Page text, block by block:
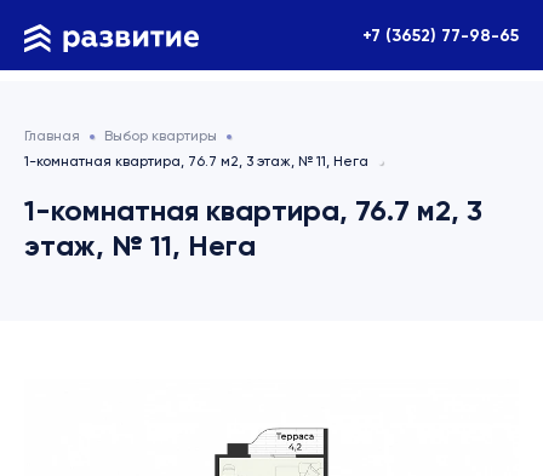
+7 (3652) 77-98-65
Главная
Выбор квартиры
1-комнатная квартира, 76.7 м2, 3 этаж, № 11, Нега
1-комнатная квартира, 76.7 м2, 3
этаж, № 11, Нега